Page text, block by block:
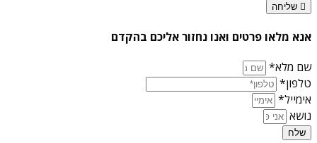
שליחה
אנא מלאו פרטים ואנו נחזור אליכם בהקדם
שם מלא*
טלפון*
אימייל*
נושא
שלח